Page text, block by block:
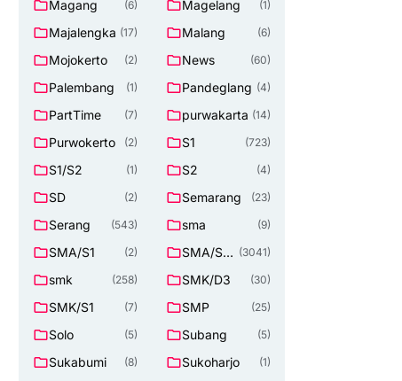
Magang (6) Magelang (1)
Majalengka (17) Malang (6)
Mojokerto (2) News (60)
Palembang (1) Pandeglang (4)
PartTime (7) purwakarta (14)
Purwokerto (2) S1 (723)
S1/S2 (1) S2 (4)
SD (2) Semarang (23)
Serang (543) sma (9)
SMA/S1 (2)
SMA/SM (3041)
smk (258) SMK/D3 (30)
SMK/S1 (7) SMP (25)
Solo (5) Subang (5)
Sukabumi (8) Sukoharjo (1)